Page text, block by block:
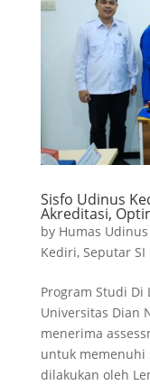
Sisfo Udinus
Akreditasi,
by Humas Udinus
Kediri, Seputar SI
Program Studi Di
Universitas Dian
menerima
untuk
dilakukan oleh